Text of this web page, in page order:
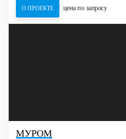
О ПРОЕКТЕ цена по запросу
МУРОМ